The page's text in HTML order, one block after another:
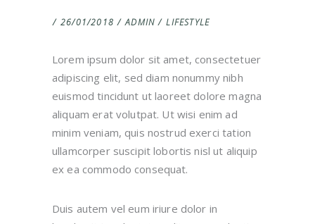
26/01/2018 ADMIN LIFESTYLE
Lorem ipsum dolor sit amet, consectetuer
adipiscing elit, sed diam nonummy nibh
euismod tincidunt ut laoreet dolore magna
aliquam erat volutpat. Ut wisi enim ad
minim veniam, quis nostrud exerci tation
ullamcorper suscipit lobortis nisl ut aliquip
ex ea commodo consequat.
Duis autem vel eum iriure dolor in